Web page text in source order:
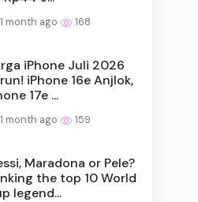
1 month ago 168
iPhone Juli 2026
iPhone 16e Anjlok,
17e ...
1 month ago 159
Maradona or Pele?
the top 10 World
legend...